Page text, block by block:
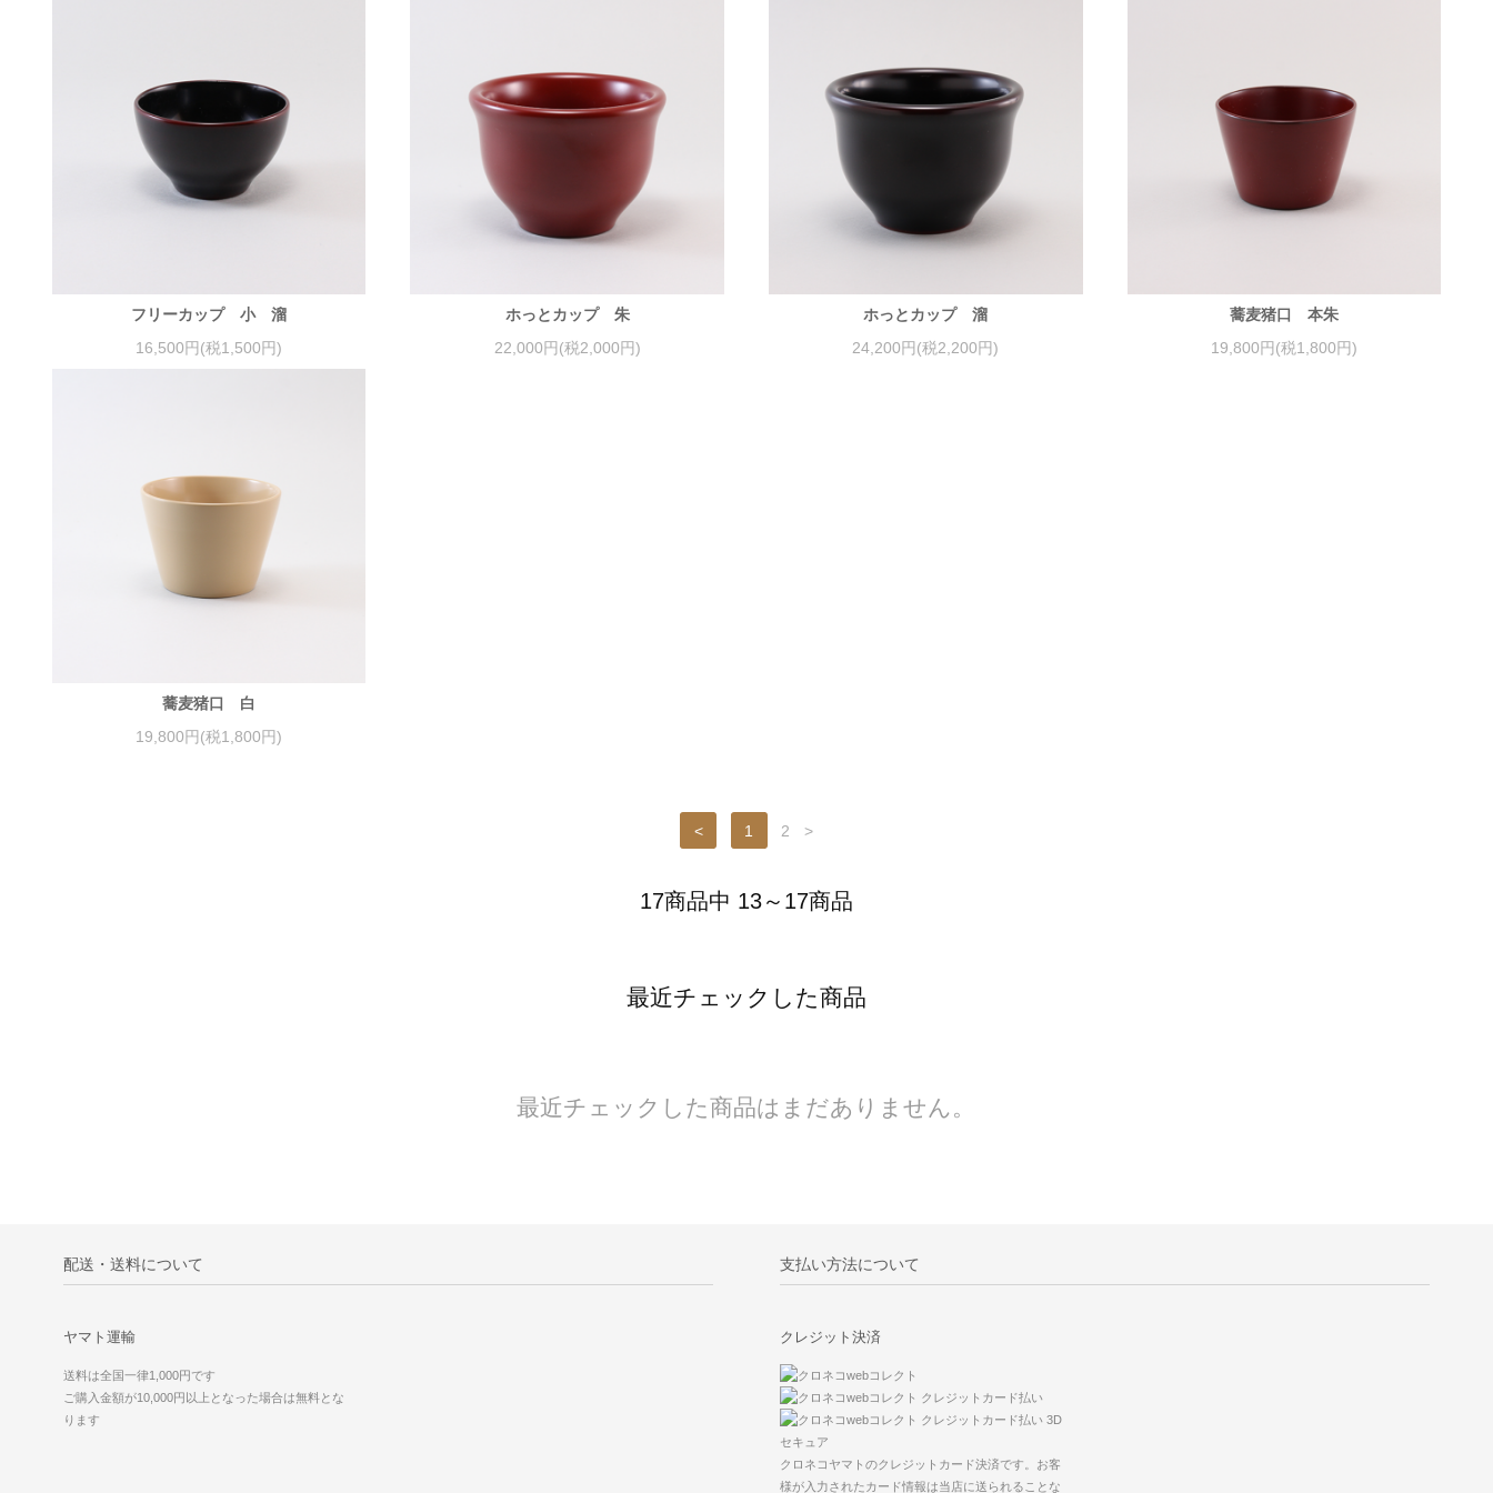
フリーカップ 小 溜
16,500円(税1,500円)
ホっとカップ 朱
22,000円(税2,000円)
ホっとカップ 溜
24,200円(税2,200円)
蕎麦猪口 本朱
19,800円(税1,800円)
蕎麦猪口 白
19,800円(税1,800円)
< 1 2 >
17商品中 13～17商品
最近チェックした商品
最近チェックした商品はまだありません。
配送・送料について
ヤマト運輸
送料は全国一律1,000円です
ご購入金額が10,000円以上となった場合は無料とな
ります
支払い方法について
クレジット決済
クロネコヤマトのクレジットカード決済です。お客
様が入力されたカード情報は当店に送られることな